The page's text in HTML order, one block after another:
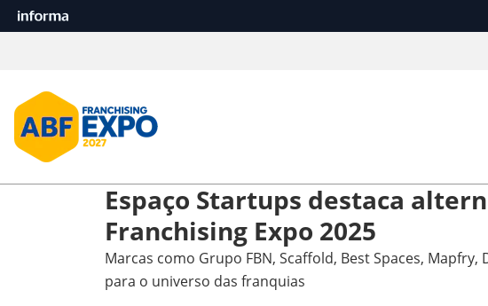
Espaço Startups destaca
Franchising Expo 2025
Marcas como Grupo FBN, Scaffold, Best Spaces,
para o universo das franquias